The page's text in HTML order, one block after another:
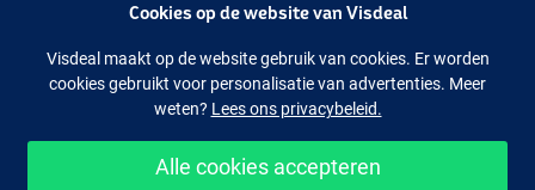
Facebook Instagram
Cookies op de website van Visdeal
Visdeal maakt op de website gebruik van cookies. Er worden
cookies gebruikt voor personalisatie van advertenties. Meer
weten? Lees ons privacybeleid.
Alle cookies accepteren